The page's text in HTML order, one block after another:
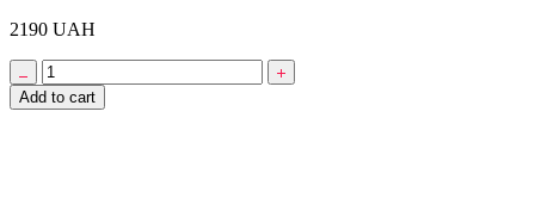
2190 UAH
Лонгслів
Thrasher
Chains
Add to cart